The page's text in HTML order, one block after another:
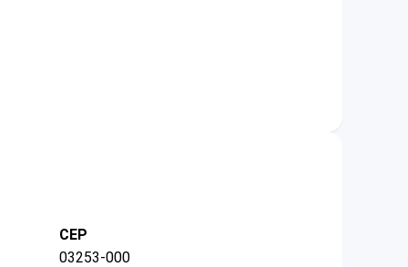
CEP
03253-000